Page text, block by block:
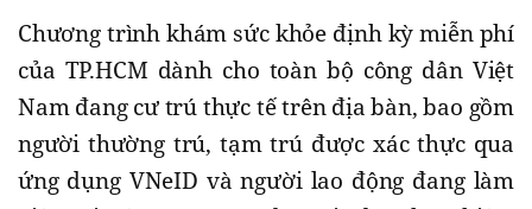
Chương trình khám sức khỏe định kỳ miễn phí
của TP.HCM dành cho toàn bộ công dân Việt
Nam đang cư trú thực tế trên địa bàn, bao gồm
người thường trú, tạm trú được xác thực qua
ứng dụng VNeID và người lao động đang làm